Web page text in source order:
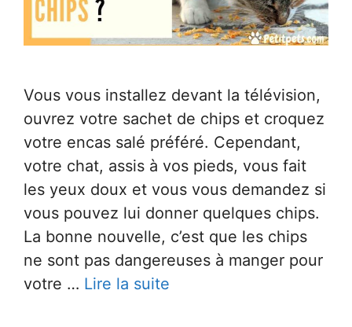
Vous vous installez devant la télévision,
ouvrez votre sachet de chips et croquez
votre encas salé préféré. Cependant,
votre chat, assis à vos pieds, vous fait
les yeux doux et vous vous demandez si
vous pouvez lui donner quelques chips.
La bonne nouvelle, c’est que les chips
ne sont pas dangereuses à manger pour
votre … Lire la suite